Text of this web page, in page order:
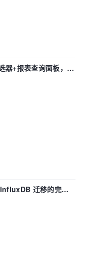
器+报表查询面板，参
迁移的完整